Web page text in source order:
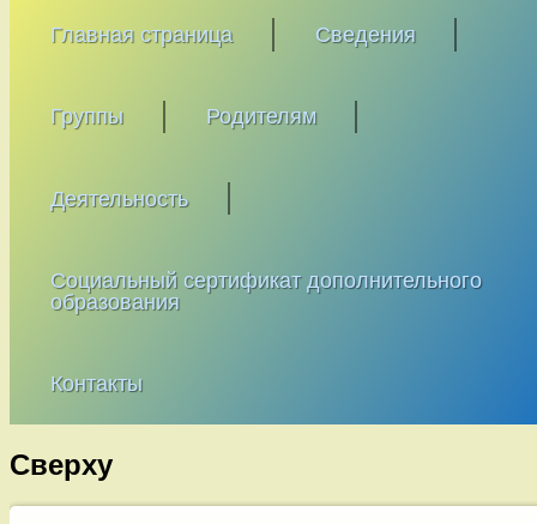
Главная страница Сведения
Группы Родителям
Деятельность
Социальный сертификат дополнительного
образования
Контакты
Сверху